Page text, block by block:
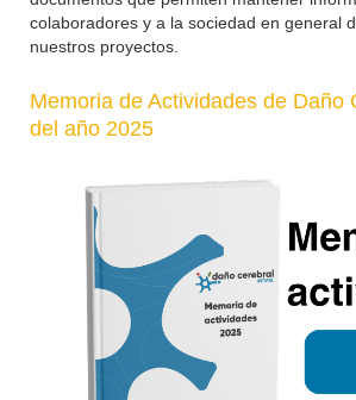
colaboradores y a la sociedad en general
nuestros proyectos.
Memoria de Actividades de Daño
del año 2025